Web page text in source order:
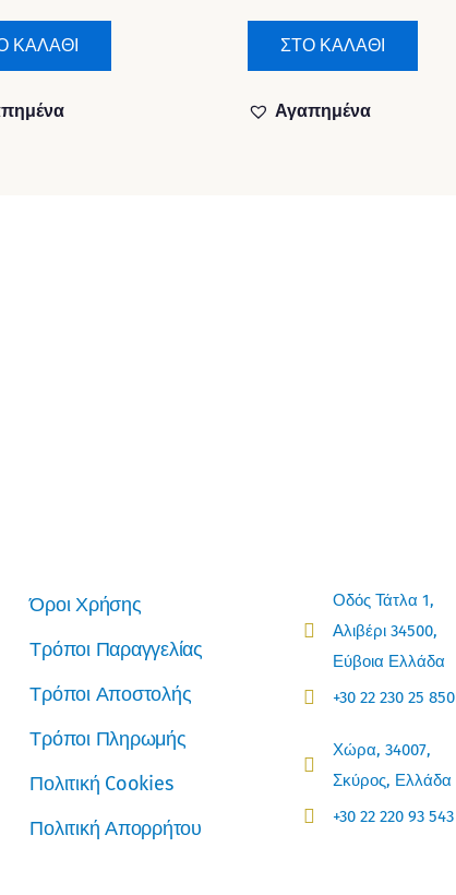
ΚΑΛΑΘΙ ΣΤΟ ΚΑΛΑΘΙ
Αγαπημένα
Όροι Χρήσης
Τρόποι Παραγγελίας
Τρόποι Αποστολής
Τρόποι Πληρωμής
Πολιτική Cookies
Πολιτική Απορρήτου
Οδός Τάτλα 1,
Αλιβέρι 34500,
Εύβοια Ελλάδα
+30 22 230 25 850
Χώρα, 34007,
Σκύρος, Ελλάδα
+30 22 220 93 543